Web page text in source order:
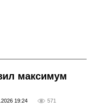
максимум
19:24 571